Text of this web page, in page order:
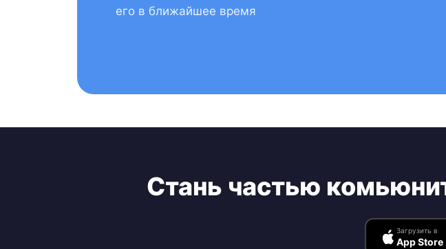
его в ближайшее время
Стань частью
Загрузить в
App Store